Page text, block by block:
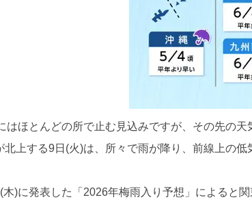
はほとんどの所で止む見込みですが、その先の
北上する9日(火)は、所々で雨が降り、前線上の
木)に発表した「2026年梅雨入り予想」によると